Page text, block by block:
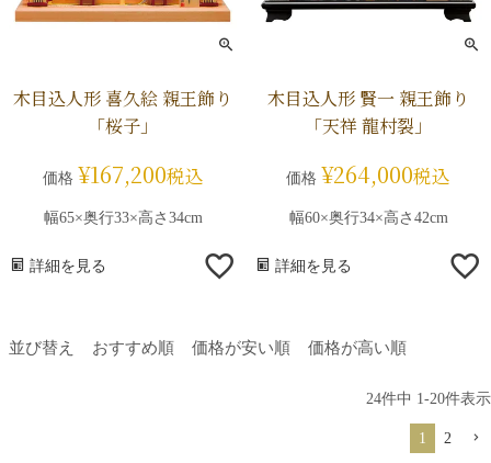
木目込人形 喜久絵 親王飾り
「桜子」
価格 ¥167,200税込
幅65×奥行33×高さ34cm
詳細を見る
木目込人形 賢一 親王飾り
「天祥 龍村裂」
価格 ¥264,000税込
幅60×奥行34×高さ42cm
詳細を見る
並び替え おすすめ順 価格が安い順 価格が高い順
24件中 1-20件表示
1 2